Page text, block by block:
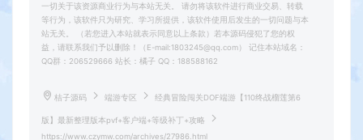
一切关于该资源商业行为与本站无关。 请勿将该软件进行商业交易、转载
等行为，该软件只为研究、学习所提供，该软件使用后发生的一切问题与本
站无关。 （若您进入本站就表示同意以上条款）若本源码侵犯了您的权
益，请联系我们予以删除！（E-mail:1803245@qq.com） 记住本站域名：
QQ群：206529666 站长：橘子 QQ：188588162
桔子源码 端游专区 经典冒险闯关DOF端游【110终战榴莲第6
版】最新整理版本pvf+客户端+等级补丁+攻略
https://www.czymw.com/archives/27986.html